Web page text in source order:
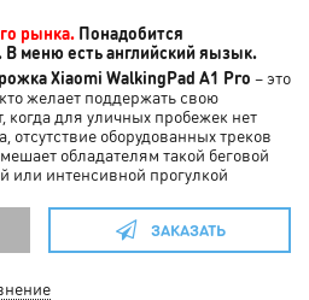
рынка. Понадобится
меню есть английский яызык.
Xiaomi WalkingPad A1 Pro – это
желает поддержать свою
для уличных пробежек нет
отсутствие оборудованных треков
обладателям такой беговой
или интенсивной прогулкой
ЗАКАЗАТЬ